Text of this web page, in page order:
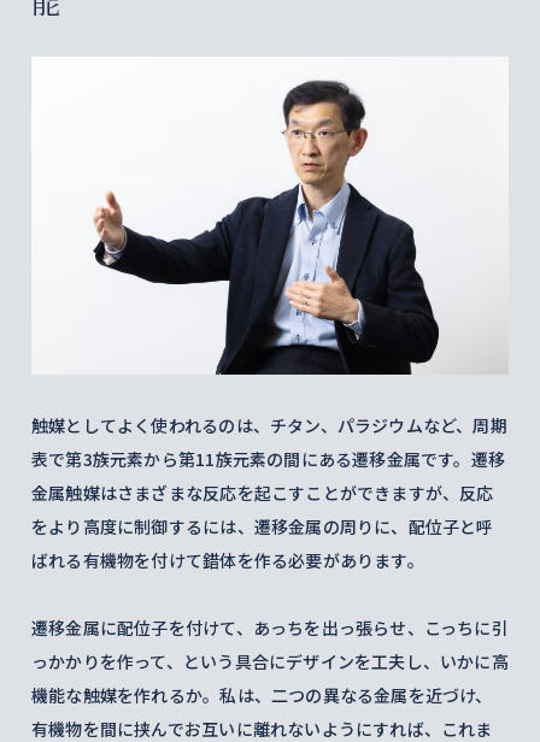
触媒としてよく使われるのは、チタン、パラジウムなど、周期
表で第3族元素から第11族元素の間にある遷移金属です。遷移
金属触媒はさまざまな反応を起こすことができますが、反応
をより高度に制御するには、遷移金属の周りに、配位子と呼
ばれる有機物を付けて錯体を作る必要があります。
遷移金属に配位子を付けて、あっちを出っ張らせ、こっちに引
っかかりを作って、という具合にデザインを工夫し、いかに高
機能な触媒を作れるか。私は、二つの異なる金属を近づけ、
有機物を間に挟んでお互いに離れないようにすれば、これま